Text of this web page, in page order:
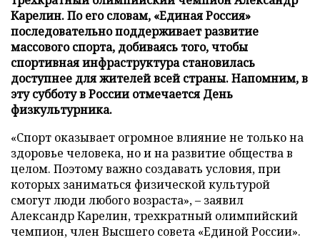
Карелин. По его словам, «Единая Россия»
последовательно поддерживает развитие
массового спорта, добиваясь того, чтобы
спортивная инфраструктура становилась
доступнее для жителей всей страны. Напомним, в
эту субботу в России отмечается День
физкультурника.
«Спорт оказывает огромное влияние не только на
здоровье человека, но и на развитие общества в
целом. Поэтому важно создавать условия, при
которых заниматься физической культурой
смогут люди любого возраста», – заявил
Александр Карелин, трехкратный олимпийский
чемпион, член Высшего совета «Единой России».